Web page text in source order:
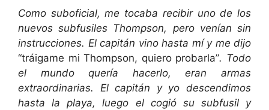
Como suboficial, me tocaba recibir uno de los
nuevos subfusiles Thompson, pero venían sin
instrucciones. El capitán vino hasta mí y me dijo
“tráigame mi Thompson, quiero probarla”. Todo
el mundo quería hacerlo, eran armas
extraordinarias. El capitán y yo descendimos
hasta la playa, luego el cogió su subfusil y